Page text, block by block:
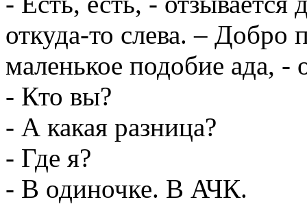
откуда-то слева. – Добро
маленькое подобие ада, -
- Кто вы?
- А какая разница?
- Где я?
- В одиночке. В АЧК.